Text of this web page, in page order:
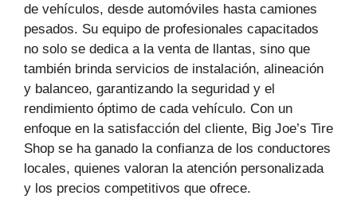
de vehículos, desde automóviles hasta camiones
pesados. Su equipo de profesionales capacitados
no solo se dedica a la venta de llantas, sino que
también brinda servicios de instalación, alineación
y balanceo, garantizando la seguridad y el
rendimiento óptimo de cada vehículo. Con un
enfoque en la satisfacción del cliente, Big Joe’s Tire
Shop se ha ganado la confianza de los conductores
locales, quienes valoran la atención personalizada
y los precios competitivos que ofrece.